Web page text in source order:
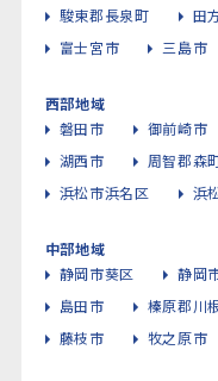
駿東郡長泉町
田
富士宮市
三島市
西部地域
磐田市
御前崎市
湖西市
周智郡森
浜松市浜名区
浜
中部地域
静岡市葵区
静岡
島田市
榛原郡川
藤枝市
牧之原市